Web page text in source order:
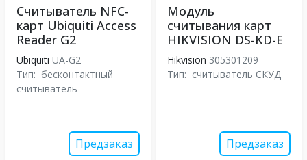
Считыватель NFC-
карт Ubiquiti Access
Reader G2
Ubiquiti UA-G2
Тип: бесконтактный
считыватель
Предзаказ
Модуль
считывания карт
HIKVISION DS-KD-E
Hikvision 305301209
Тип: считыватель СКУД
Предзаказ